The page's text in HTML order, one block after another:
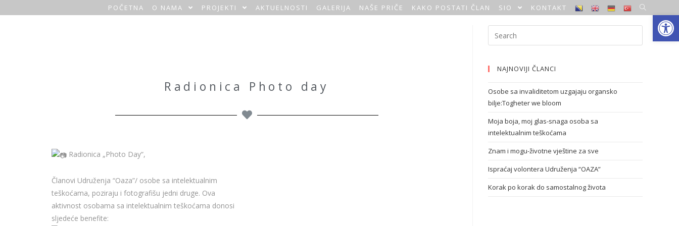
Open toolbar
O
POČETNA O NAMA PROJEKTI AKTUELNOSTI GALERIJA NAŠE PRIČE KAKO POSTATI ČLAN SIO KONTAKT
Radionica Photo day
Radionica „Photo Day“,
Članovi Udruženja “Oaza”/ osobe sa intelektualnim
teškoćama, poziraju i fotografišu jedni druge. Ova
aktivnost osobama sa intelektualnim teškoćama donosi
sljedeće benefite:
NAJNOVIJI ČLANCI
Osobe sa invaliditetom uzgajaju organsko
bilje:Togheter we bloom
Moja boja, moj glas-snaga osoba sa
intelektualnim teškoćama
Znam i mogu-životne vještine za sve
Ispraćaj volontera Udruženja “OAZA”
Korak po korak do samostalnog života